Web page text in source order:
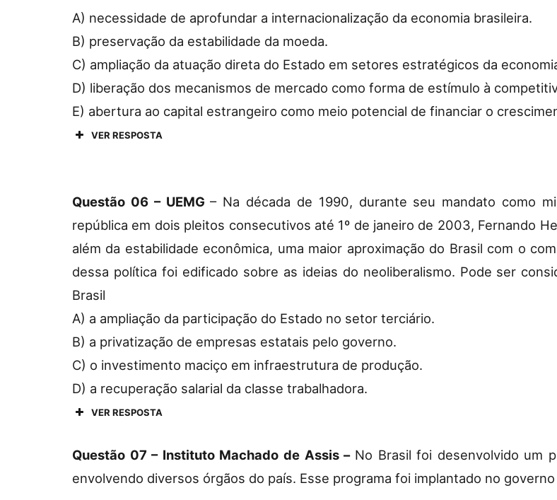
A) necessidade de aprofundar a internacionalização da economia brasileira.
B) preservação da estabilidade da moeda.
C) ampliação da atuação direta do Estado em setores estratégicos da
D) liberação dos mecanismos de mercado como forma de estímulo à
E) abertura ao capital estrangeiro como meio potencial de financiar o
VER RESPOSTA
Questão 06 – UEMG– Na década de 1990, durante seu mandato como
república em dois pleitos consecutivos até 1º de janeiro de 2003, Fernando
além da estabilidade econômica, uma maior aproximação do Brasil com o
dessa política foi edificado sobre as ideias do neoliberalismo. Pode ser
Brasil
A) a ampliação da participação do Estado no setor terciário.
B) a privatização de empresas estatais pelo governo.
C) o investimento maciço em infraestrutura de produção.
D) a recuperação salarial da classe trabalhadora.
VER RESPOSTA
Questão 07 – Instituto Machado de Assis – No Brasil foi desenvolvido um
envolvendo diversos órgãos do país. Esse programa foi implantado no governo